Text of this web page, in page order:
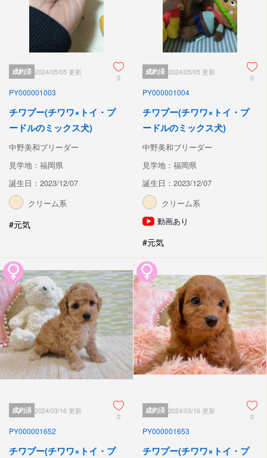
成約済 2024/05/05 更新
0
PY000001003
チワプー(チワワ×トイ・プ
ードルのミックス犬)
中野美和ブリーダー
見学地：福岡県
誕生日：2023/12/07
クリーム系
#元気
成約済 2024/05/05 更新
0
PY000001004
チワプー(チワワ×トイ・プ
ードルのミックス犬)
中野美和ブリーダー
見学地：福岡県
誕生日：2023/12/07
クリーム系
動画あり
#元気
成約済 2024/03/16 更新
0
PY000001652
チワプー(チワワ×トイ・プ
成約済 2024/03/16 更新
0
PY000001653
チワプー(チワワ×トイ・プ